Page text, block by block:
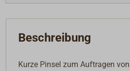
Beschreibung
Kurze Pinsel zum Auftragen